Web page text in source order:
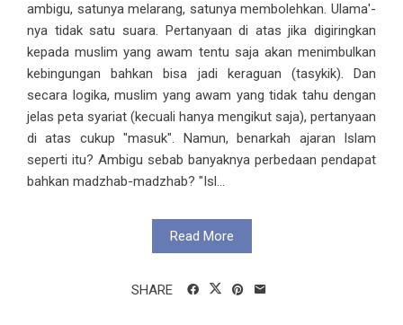
ambigu, satunya melarang, satunya membolehkan. Ulama'-
nya tidak satu suara. Pertanyaan di atas jika digiringkan
kepada muslim yang awam tentu saja akan menimbulkan
kebingungan bahkan bisa jadi keraguan (tasykik). Dan
secara logika, muslim yang awam yang tidak tahu dengan
jelas peta syariat (kecuali hanya mengikut saja), pertanyaan
di atas cukup "masuk". Namun, benarkah ajaran Islam
seperti itu? Ambigu sebab banyaknya perbedaan pendapat
bahkan madzhab-madzhab? "Isl...
Read More
SHARE